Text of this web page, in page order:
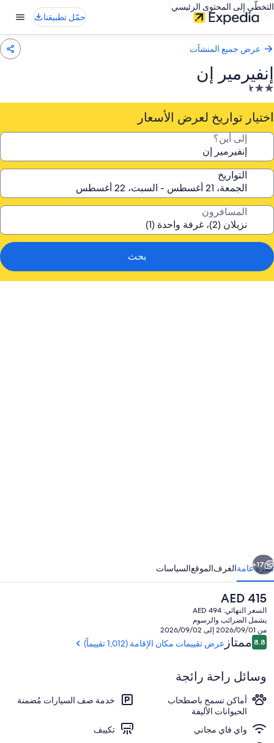
التخطّي إلى المحتوى الرئيسي
حمّل تطبيقنا
عرض جميع المنشآت
إنفيرمير إن
منشأة
فندقية
مصنفة
2.5
اختيار تواريخ لعرض الأسعار
إلى أين؟
التواريخ
المسافرون
بحث
الردهة
التالي
17+
نظرة عامةالغرفالموقعالسياسات
السعر
الحالي
هو
AED
415
AED 415
السعر النهائي: AED 494
يشمل الضرائب والرسوم
من 2026/09/01 إلى 2026/09/02
التقييمات
8.88.8 من 10ممتاز عرض تقييمات مكان الإقامة (1,012 تقييماً)
وسائل راحة رائجة
أماكن تسمح باصطحاب
الحيوانات الأليفة
خدمة صف السيارات مُضمنة
واي فاي مجاني
تكييف